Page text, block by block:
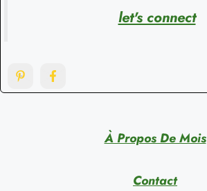
let's connect
À Propos De Mois
Contact